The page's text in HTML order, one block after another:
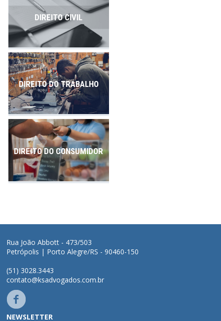
DIREITO CIVIL
DIREITO DO TRABALHO
DIREITO DO CONSUMIDOR
Rua João Abbott - 473/503
Petrópolis | Porto Alegre/RS - 90460-150
(51) 3028.3443
contato@ksadvogados.com.br
NEWSLETTER